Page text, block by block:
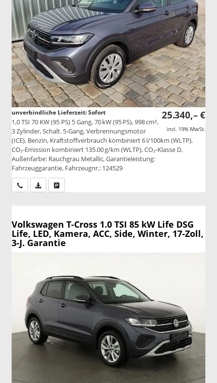
25.340,– €
incl. 19% MwSt.
unverbindliche Lieferzeit: Sofort
1,0 TSI 70 KW (95 PS) 5 Gang, 70 kW (95 PS), 998 cm³,
3 Zylinder, Schalt. 5-Gang, Verbrennungsmotor
(ICE), Benzin, Kraftstoffverbrauch kombiniert 6 l/100km (WLTP),
CO₂-Emission kombiniert 135.00 g/km (WLTP), CO₂-Klasse D,
Außenfarbe: Rauchgrau Metallic, Garantieleistung:
Fahrzeuggarantie, Fahrzeugnr.: 124529
Wir rufen Sie anPDF-Datei, Fahrzeugexposé drucken
Volkswagen T-Cross 1.0 TSI 85 kW Life DSG
Life, LED, Kamera, ACC, Side, Winter, 17-Zoll,
3-J. Garantie